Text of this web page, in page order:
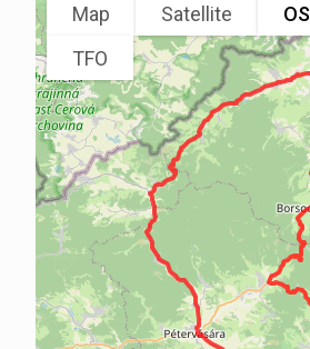
Map Satellite
TFO